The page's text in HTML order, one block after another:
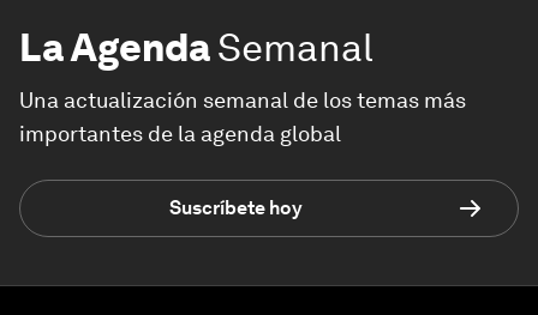
La AgendaSemanal
Una actualización semanal de los temas más
importantes de la agenda global
Suscríbete hoy